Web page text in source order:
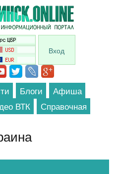
Вход
Блоги
Афиша
ВТК Справочная